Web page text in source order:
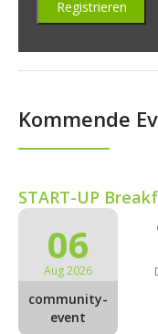
Kommende
START-UP
06
Aug 2026
community-
event